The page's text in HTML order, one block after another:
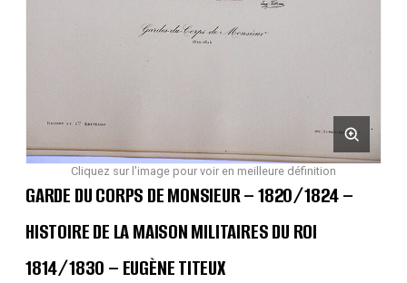
Cliquez sur l'image pour voir en meilleure définition
GARDE DU CORPS DE MONSIEUR – 1820/1824 –
HISTOIRE DE LA MAISON MILITAIRES DU ROI
1814/1830 – EUGÈNE TITEUX